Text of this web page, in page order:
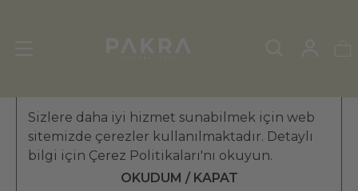
Sizlere daha iyi hizmet sunabilmek için web
sitemizde çerezler kullanılmaktadır. Detaylı
bilgi için Çerez Politikaları'nı okuyun.
OKUDUM / KAPAT
KADIN DERİ ELDİVEN »KIŞ ELDİVENİ
PΛKRΛ
Contrasto Kadın Deri Eldiven